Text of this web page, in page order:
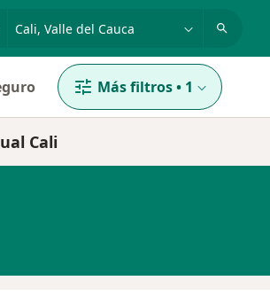
Más filtros• 1
Cali